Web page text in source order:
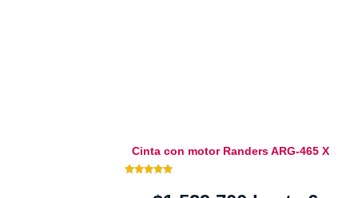
Cinta con motor Randers ARG-465 X